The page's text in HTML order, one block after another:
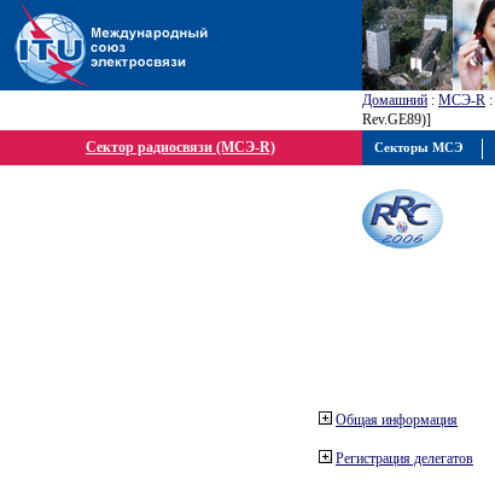
Домашний : МСЭ-R :
Rev.GE89)]
Сектор радиосвязи (МСЭ-R)
Общая информация
Регистрация делегатов
Секторы МСЭ